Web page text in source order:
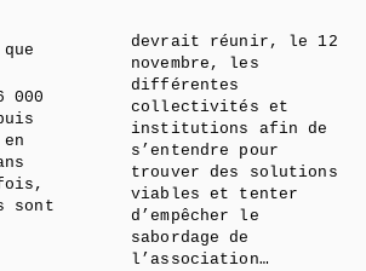
000
sont
devrait réunir, le 12
novembre, les
différentes
collectivités et
institutions afin de
s’entendre pour
trouver des solutions
viables et tenter
d’empêcher le
sabordage de
l’association…